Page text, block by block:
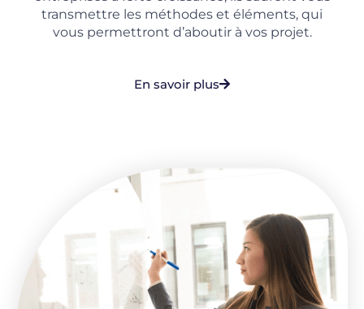
transmettre les méthodes et éléments, qui
vous permettront d’aboutir à vos projet.
En savoir plus